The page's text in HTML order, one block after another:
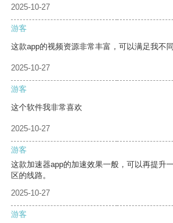
2025-10-27
游客
这款app的视频资源非常丰富，可以满足我不
2025-10-27
游客
这个软件我非常喜欢
2025-10-27
游客
这款加速器app的加速效果一般，可以再提升
区的线路。
2025-10-27
游客